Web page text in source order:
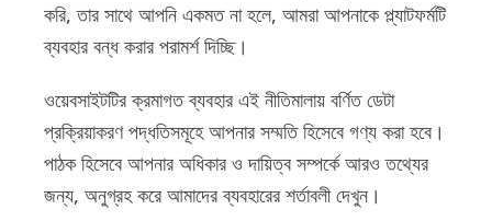
করি, তার সাথে আপনি একমত না হলে, আমরা আপনাকে প্ল্যাটফর্মটি
ব্যবহার বন্ধ করার পরামর্শ দিচ্ছি।
ওয়েবসাইটটির ক্রমাগত ব্যবহার এই নীতিমালায় বর্ণিত ডেটা
প্রক্রিয়াকরণ পদ্ধতিসমূহে আপনার সম্মতি হিসেবে গণ্য করা হবে।
পাঠক হিসেবে আপনার অধিকার ও দায়িত্ব সম্পর্কে আরও তথ্যের
জন্য, অনুগ্রহ করে আমাদের ব্যবহারের শর্তাবলী দেখুন।